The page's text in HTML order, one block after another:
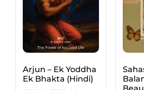
Arjun – Ek Yoddha
Ek Bhakta (Hindi)